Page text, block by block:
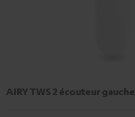
AIRY TWS 2 écouteur gauche